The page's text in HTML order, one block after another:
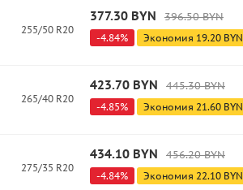
255/50 R20
377.30 BYN 396.50BYN
-4.84% Экономия 19.20 BYN
265/40 R20
423.70 BYN 445.30BYN
-4.85% Экономия 21.60 BYN
275/35 R20
434.10 BYN 456.20BYN
-4.84% Экономия 22.10 BYN